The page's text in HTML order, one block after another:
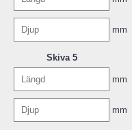
mm
Skiva 5
mm
mm